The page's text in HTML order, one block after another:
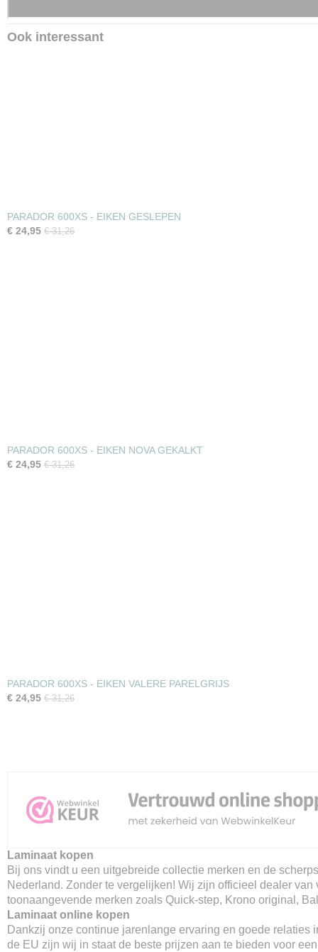
Ook interessant
PARADOR 600XS - EIKEN GESLEPEN
€ 24,95 € 31,26
PARADOR 600XS - EIKEN NOVA GEKALKT
€ 24,95 € 31,26
PARADOR 600XS - EIKEN VALERE PARELGRIJS
€ 24,95 € 31,26
Laminaat kopen
Bij ons vindt u een uitgebreide collectie merken en de
Nederland. Zonder te vergelijken! Wij zijn officieel dealer van
toonaangevende merken zoals Quick-step, Krono original,
Laminaat online kopen
Dankzij onze continue jarenlange ervaring en goede relaties
de EU zijn wij in staat de beste prijzen aan te bieden voor